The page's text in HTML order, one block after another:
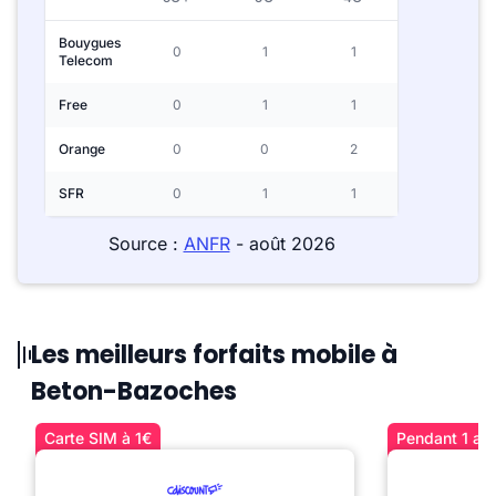
Bouygues
Telecom
0 1 1
Free 0 1 1
Orange 0 0 2
SFR 0 1 1
Source : ANFR- août 2026
Les meilleurs forfaits mobile à
Beton-Bazoches
Carte SIM à 1€ Pendant 1